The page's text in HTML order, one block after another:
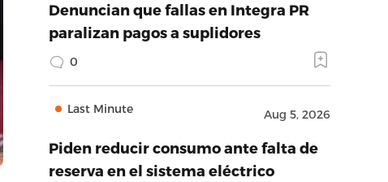
Denuncian que fallas en Integra PR
paralizan pagos a suplidores
0
Last Minute Aug 5, 2026
Piden reducir consumo ante falta de
reserva en el sistema eléctrico